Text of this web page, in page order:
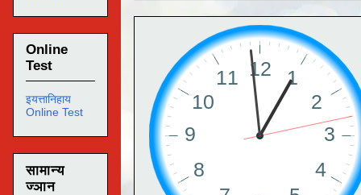
Online
Test
इयत्तानिहाय
Online Test
सामान्य
ज्ञान